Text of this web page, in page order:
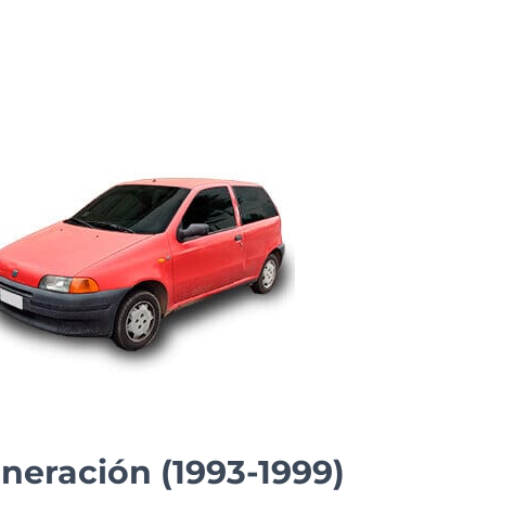
(1993-1999)